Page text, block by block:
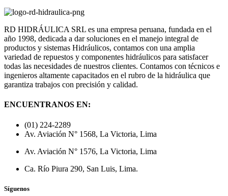
RD HIDRÁULICA SRL es una empresa peruana, fundada en el
año 1998, dedicada a dar soluciones en el manejo integral de
productos y sistemas Hidráulicos, contamos con una amplia
variedad de repuestos y componentes hidráulicos para satisfacer
todas las necesidades de nuestros clientes. Contamos con técnicos e
ingenieros altamente capacitados en el rubro de la hidráulica que
garantiza trabajos con precisión y calidad.
ENCUENTRANOS EN:
(01) 224-2289
Av. Aviación N° 1568, La Victoria, Lima
Av. Aviación N° 1576, La Victoria, Lima
Ca. Río Piura 290, San Luis, Lima.
Síguenos